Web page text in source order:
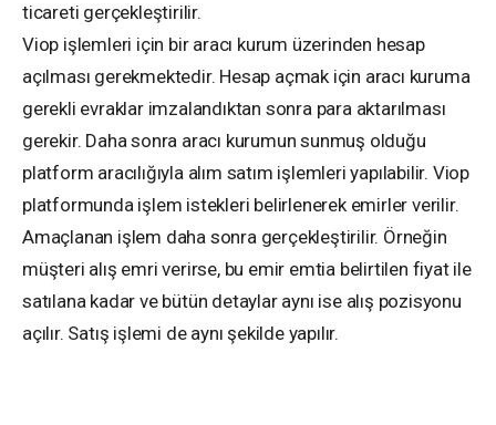
ticareti gerçekleştirilir.
Viop işlemleri için bir aracı kurum üzerinden hesap
açılması gerekmektedir. Hesap açmak için aracı kuruma
gerekli evraklar imzalandıktan sonra para aktarılması
gerekir. Daha sonra aracı kurumun sunmuş olduğu
platform aracılığıyla alım satım işlemleri yapılabilir. Viop
platformunda işlem istekleri belirlenerek emirler verilir.
Amaçlanan işlem daha sonra gerçekleştirilir. Örneğin
müşteri alış emri verirse, bu emir emtia belirtilen fiyat ile
satılana kadar ve bütün detaylar aynı ise alış pozisyonu
açılır. Satış işlemi de aynı şekilde yapılır.